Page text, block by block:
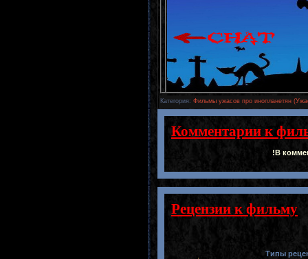
Категория: Фильмы ужасов про инопланетян
Комментарии к
!В
Рецензии к фильму
Типы